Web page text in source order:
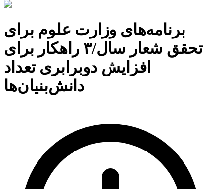
برنامه‌های وزارت علوم برای
تحقق شعار سال/۳ راهکار برای
افزایش دوبرابری تعداد
دانش‌بنیان‌ها